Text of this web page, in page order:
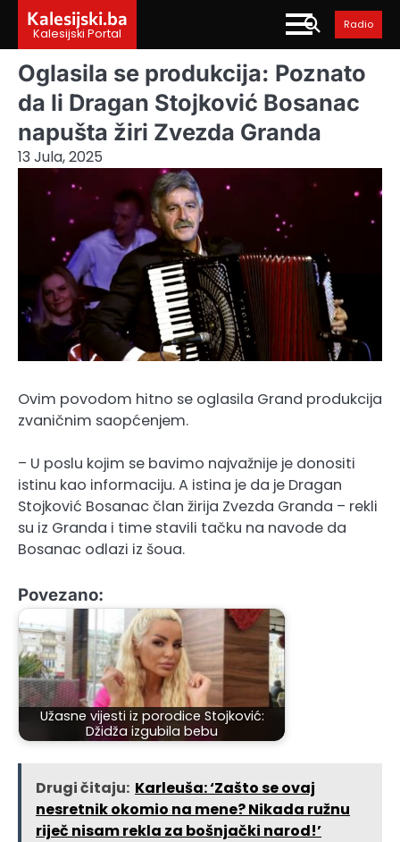
content
Kalesijski.ba
Kalesijski Portal
Radio
Oglasila se produkcija: Poznato
da li Dragan Stojković Bosanac
napušta žiri Zvezda Granda
13 Jula, 2025
Ovim povodom hitno se oglasila Grand produkcija
zvaničnim saopćenjem.
– U poslu kojim se bavimo najvažnije je donositi
istinu kao informaciju. A istina je da je Dragan
Stojković Bosanac član žirija Zvezda Granda – rekli
su iz Granda i time stavili tačku na navode da
Bosanac odlazi iz šoua.
Povezano:
Užasne vijesti iz porodice Stojković:
Džidža izgubila bebu
Drugi čitaju: Karleuša: ‘Zašto se ovaj
nesretnik okomio na mene? Nikada ružnu
riječ nisam rekla za bošnjački narod!’